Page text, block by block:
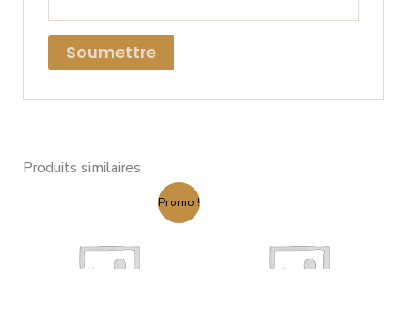
Produits similaires
Promo !
était :
135,00 €.
est :